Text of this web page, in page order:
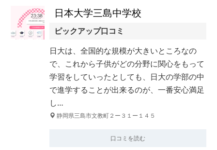
日本大学三島中学校
ピックアップ口コミ
日大は、全国的な規模が大きいところなの
で、これから子供がどの分野に関心をもって
学習をしていったとしても、日大の学部の中
で進学することが出来るのが、一番安心満足
し…
静岡県三島市文教町２ー３１ー１４５
口コミを読む